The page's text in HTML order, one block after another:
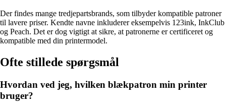
Der findes mange tredjepartsbrands, som tilbyder kompatible patroner
til lavere priser. Kendte navne inkluderer eksempelvis 123ink, InkClub
og Peach. Det er dog vigtigt at sikre, at patronerne er certificeret og
kompatible med din printermodel.
Ofte stillede spørgsmål
Hvordan ved jeg, hvilken blækpatron min printer
bruger?